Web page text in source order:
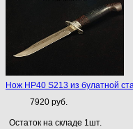
Нож НР40 S213 из булатной
7920 руб.
Остаток на складе 1шт.